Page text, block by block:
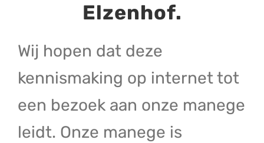
Elzenhof.
Wij hopen dat deze
kennismaking op internet tot
een bezoek aan onze manege
leidt. Onze manege is